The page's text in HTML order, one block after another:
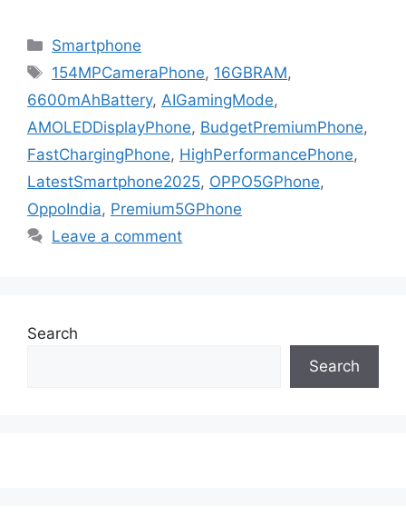
Categories
Smartphone
Tags
154MPCameraPhone, 16GBRAM,
6600mAhBattery, AIGamingMode,
AMOLEDDisplayPhone, BudgetPremiumPhone,
FastChargingPhone, HighPerformancePhone,
LatestSmartphone2025, OPPO5GPhone,
OppoIndia, Premium5GPhone
Leave a comment
Search
Search